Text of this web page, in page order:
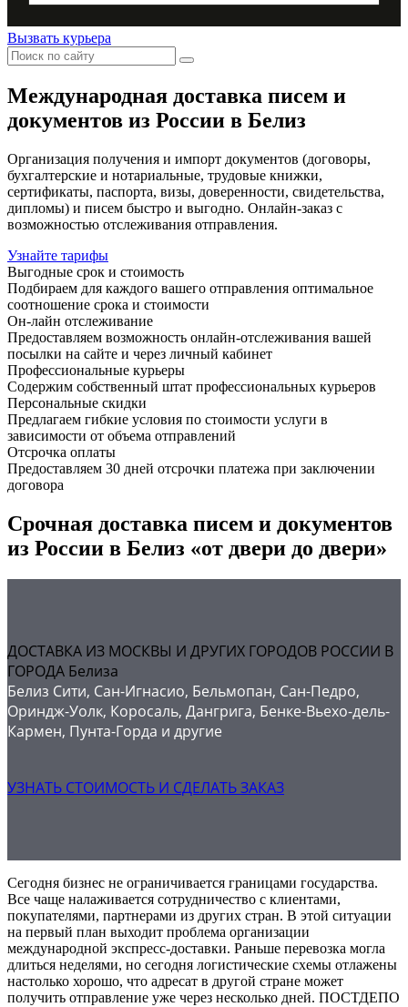
Вызвать курьера
Международная доставка писем и
документов из России в Белиз
Организация получения и импорт документов (договоры,
бухгалтерские и нотариальные, трудовые книжки,
сертификаты, паспорта, визы, доверенности, свидетельства,
дипломы) и писем быстро и выгодно. Онлайн-заказ с
возможностью отслеживания отправления.
Узнайте тарифы
Выгодные срок и стоимость
Подбираем для каждого вашего отправления оптимальное
соотношение срока и стоимости
Он-лайн отслеживание
Предоставляем возможность онлайн-отслеживания вашей
посылки на сайте и через личный кабинет
Профессиональные курьеры
Содержим собственный штат профессиональных курьеров
Персональные скидки
Предлагаем гибкие условия по стоимости услуги в
зависимости от объема отправлений
Отсрочка оплаты
Предоставляем 30 дней отсрочки платежа при заключении
договора
Срочная доставка писем и документов
из России в Белиз «от двери до двери»
ДОСТАВКА ИЗ МОСКВЫ И ДРУГИХ ГОРОДОВ РОССИИ В
ГОРОДА Белиза
Белиз Сити, Сан-Игнасио, Бельмопан, Сан-Педро,
Ориндж-Уолк, Коросаль, Дангрига, Бенке-Вьехо-дель-
Кармен, Пунта-Горда и другие
УЗНАТЬ СТОИМОСТЬ И СДЕЛАТЬ ЗАКАЗ
Сегодня бизнес не ограничивается границами государства.
Все чаще налаживается сотрудничество с клиентами,
покупателями, партнерами из других стран. В этой ситуации
на первый план выходит проблема организации
международной экспресс-доставки. Раньше перевозка могла
длиться неделями, но сегодня логистические схемы отлажены
настолько хорошо, что адресат в другой стране может
получить отправление уже через несколько дней. ПОСТДЕПО